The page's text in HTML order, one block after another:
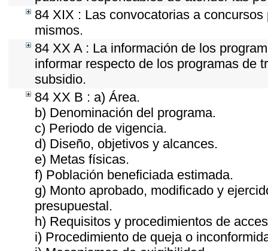
84 XIX : Las convocatorias a
mismos.
84 XX A : La información de los
informar respecto de los programas de
subsidio.
84 XX B : a) Área.
b) Denominación del programa.
c) Periodo de vigencia.
d) Diseño, objetivos y alcances.
e) Metas físicas.
f) Población beneficiada estimada.
g) Monto aprobado, modificado y
presupuestal.
h) Requisitos y procedimientos de
i) Procedimiento de queja o